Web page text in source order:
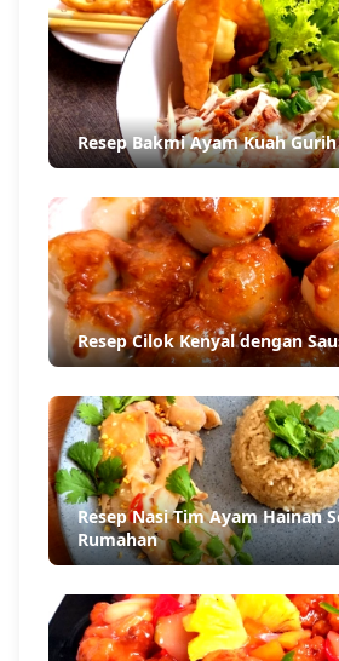
Resep Bakmi Ayam Kuah
Resep Cilok Kenyal dengan
Resep Nasi Tim Ayam Hainan
Rumahan